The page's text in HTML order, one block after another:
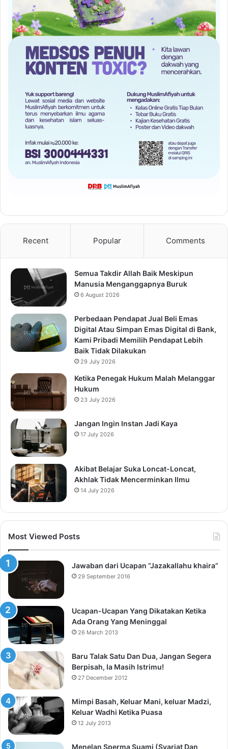
Recent Popular Comments
Semua Takdir Allah Baik Meskipun
Manusia Menganggapnya Buruk
6 August 2026
Perbedaan Pendapat Jual Beli Emas
Digital Atau Simpan Emas Digital di Bank,
Kami Pribadi Memilih Pendapat Lebih
Baik Tidak Dilakukan
29 July 2026
Ketika Penegak Hukum Malah Melanggar
Hukum
23 July 2026
Jangan Ingin Instan Jadi Kaya
17 July 2026
Akibat Belajar Suka Loncat-Loncat,
Akhlak Tidak Mencerminkan Ilmu
14 July 2026
Most Viewed Posts
Jawaban dari Ucapan “Jazakallahu khaira”
29 September 2016
Ucapan-Ucapan Yang Dikatakan Ketika
Ada Orang Yang Meninggal
26 March 2013
Baru Talak Satu Dan Dua, Jangan Segera
Berpisah, Ia Masih Istrimu!
27 December 2012
Mimpi Basah, Keluar Mani, keluar Madzi,
Keluar Wadhi Ketika Puasa
12 July 2013
Menelan Sperma Suami (Syariat Dan